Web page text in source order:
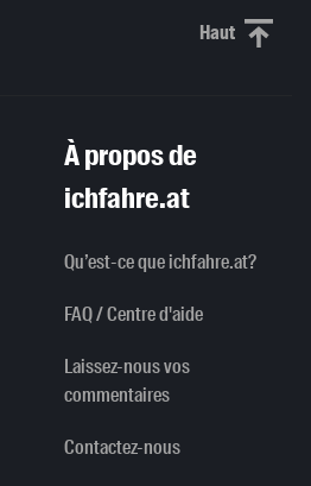
HautHaut de
À propos de
ichfahre.at
Qu’est-ce que ichfahre.at?
FAQ / Centre d'aide
Laissez-nous vos
commentaires
Contactez-nous